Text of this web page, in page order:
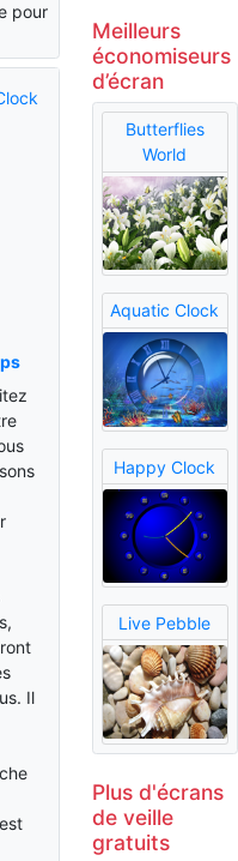
pour
Il
Meilleurs
économiseurs
d’écran
Butterflies
World
Aquatic Clock
Happy Clock
Live Pebble
Plus d'écrans
de veille
gratuits